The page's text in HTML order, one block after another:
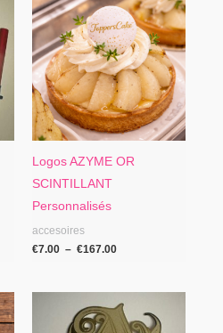
Logos AZYME OR
SCINTILLANT
Personnalisés
accesoires
€7.00 – €167.00
de
prix :
€7.00
à
€167.00